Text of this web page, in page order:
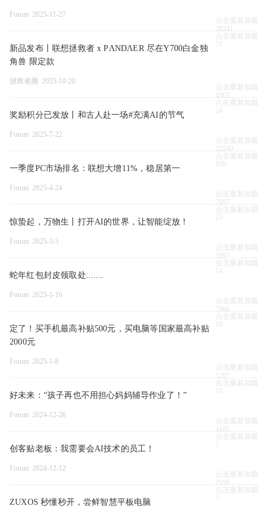
Forum 2025-11-27
点击重新加载
58341
点击重新加载
31
新品发布丨联想拯救者 x PΛNDΛER 尽在Y700白金独
角兽 限定款
拯救者圈 2025-10-20
点击重新加载
4305
点击重新加载
24
奖励积分已发放丨和古人赴一场#充满AI的节气
Forum 2025-7-22
点击重新加载
33540
点击重新加载
108
一季度PC市场排名：联想大增11%，稳居第一
Forum 2025-4-24
点击重新加载
7097
点击重新加载
25
惊蛰起，万物生丨打开AI的世界，让智能绽放！
Forum 2025-3-5
点击重新加载
5997
点击重新加载
14
蛇年红包封皮领取处.......
Forum 2025-1-16
点击重新加载
5966
点击重新加载
10
定了！买手机最高补贴500元，买电脑等国家最高补贴
2000元
Forum 2025-1-8
点击重新加载
5207
点击重新加载
10
好未来：“孩子再也不用担心妈妈辅导作业了！”
Forum 2024-12-26
点击重新加载
4185
点击重新加载
5
创客贴老板：我需要会AI技术的员工！
Forum 2024-12-12
点击重新加载
7198
点击重新加载
3
ZUXOS 秒懂秒开，尝鲜智慧平板电脑